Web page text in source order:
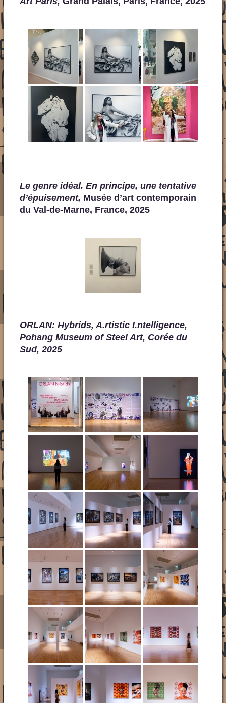
Le genre idéal. En principe, une tentative
d’épuisement, Musée d’art contemporain
du Val-de-Marne, France, 2025
ORLAN: Hybrids, A.rtistic I.ntelligence,
Pohang Museum of Steel Art, Corée du
Sud, 2025